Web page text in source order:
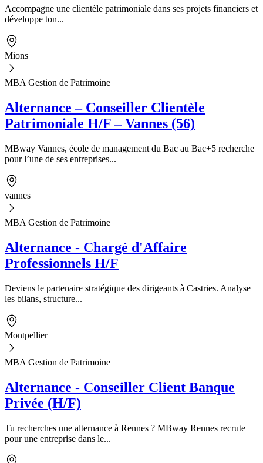
Accompagne une clientèle patrimoniale dans ses projets financiers et
développe ton...
Mions
MBA Gestion de Patrimoine
Alternance – Conseiller Clientèle
Patrimoniale H/F – Vannes (56)
MBway Vannes, école de management du Bac au Bac+5 recherche
pour l’une de ses entreprises...
vannes
MBA Gestion de Patrimoine
Alternance - Chargé d'Affaire
Professionnels H/F
Deviens le partenaire stratégique des dirigeants à Castries. Analyse
les bilans, structure...
Montpellier
MBA Gestion de Patrimoine
Alternance - Conseiller Client Banque
Privée (H/F)
Tu recherches une alternance à Rennes ? MBway Rennes recrute
pour une entreprise dans le...